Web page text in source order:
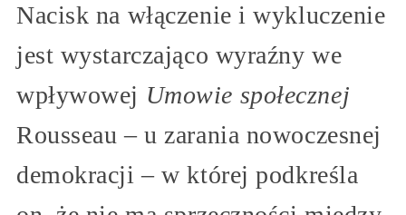
Nacisk na włączenie i wykluczenie
jest wystarczająco wyraźny we
wpływowej Umowie społecznej
Rousseau – u zarania nowoczesnej
demokracji – w której podkreśla